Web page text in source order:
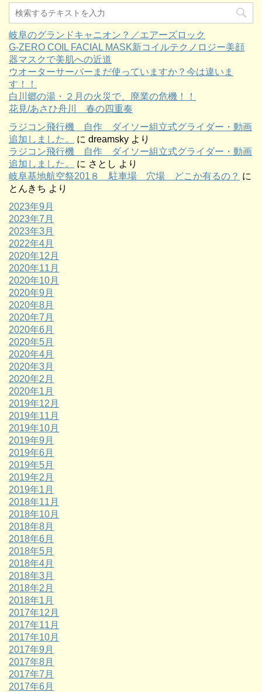
岐阜のグランドキャニオン？／エアーズロック
G-ZERO COIL FACIAL MASK新コイルテクノロジー美顔
器マスクで美肌への近道
ウオーターサーバーまだ使っていますか？今は違いま
す！！
白川郷の湯・２月の火災で、廃業の危機！！
花見/あさひ舟川 春の四重奏
ラジコン飛行機 自作 ダイソー組立式グライダー・動画
追加しました。
に dreamsky より
ラジコン飛行機 自作 ダイソー組立式グライダー・動画
追加しました。
に さとし より
岐阜基地航空祭201８ 駐車場 穴場 どこか有るの？ に
とんきち より
2023年9月
2023年7月
2023年3月
2022年4月
2020年12月
2020年11月
2020年10月
2020年9月
2020年8月
2020年7月
2020年6月
2020年5月
2020年4月
2020年3月
2020年2月
2020年1月
2019年12月
2019年11月
2019年10月
2019年9月
2019年6月
2019年5月
2019年2月
2019年1月
2018年11月
2018年10月
2018年8月
2018年6月
2018年5月
2018年4月
2018年3月
2018年2月
2018年1月
2017年12月
2017年11月
2017年10月
2017年9月
2017年8月
2017年7月
2017年6月